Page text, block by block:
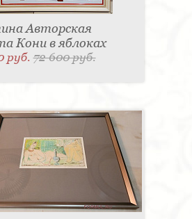
Авторская
Кони в яблоках
руб.72 600 руб.